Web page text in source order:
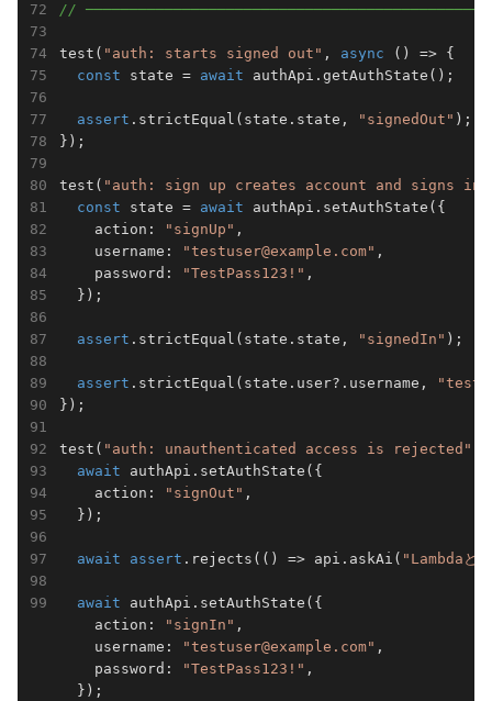
// ─────────────────────────────────────────────
test( "auth: starts signed out" , async () => {
const state = await authApi.getAuthState();
assert .strictEqual(state.state, "signedOut" );
});
test( "auth: sign up creates account and signs in"
const state = await authApi.setAuthState({
action:
"signUp" ,
username:
"testuser@example.com" ,
password:
"TestPass123!" ,
});
assert .strictEqual(state.state, "signedIn" );
assert .strictEqual(state.user?.username,
});
test( "auth: unauthenticated access is rejected"
await authApi.setAuthState({
action:
"signOut" ,
});
await assert .rejects(() => api.askAi( "Lambdaと
await authApi.setAuthState({
action:
"signIn" ,
username:
"testuser@example.com" ,
password:
"TestPass123!" ,
});